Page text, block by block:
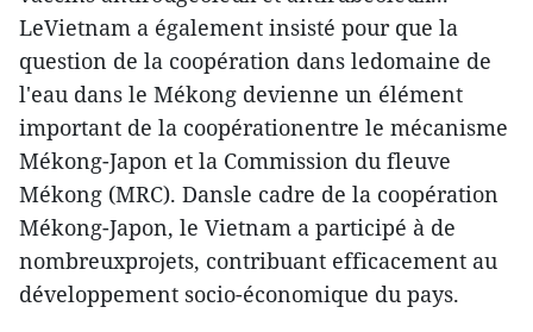
LeVietnam a également insisté pour que la
question de la coopération dans ledomaine de
l'eau dans le Mékong devienne un élément
important de la coopérationentre le mécanisme
Mékong-Japon et la Commission du fleuve
Mékong (MRC). Dansle cadre de la coopération
Mékong-Japon, le Vietnam a participé à de
nombreuxprojets, contribuant efficacement au
développement socio-économique du pays.